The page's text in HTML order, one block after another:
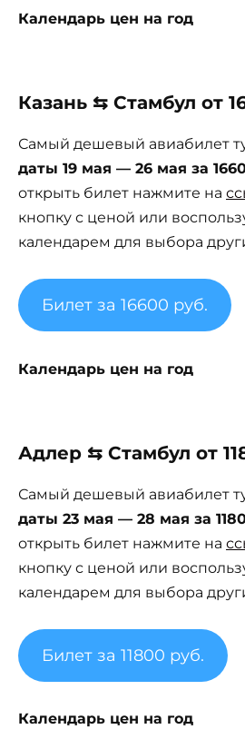
Календарь цен на год
Казань ⇆ Стамбул от
Самый дешевый авиабилет
даты 19 мая — 26 мая за
открыть билет нажмите на
кнопку с ценой или
календарем для выбора
Билет за 16600 руб.
Календарь цен на год
Адлер ⇆ Стамбул от
Самый дешевый авиабилет
даты 23 мая — 28 мая за
открыть билет нажмите на
кнопку с ценой или
календарем для выбора
Билет за 11800 руб.
Календарь цен на год